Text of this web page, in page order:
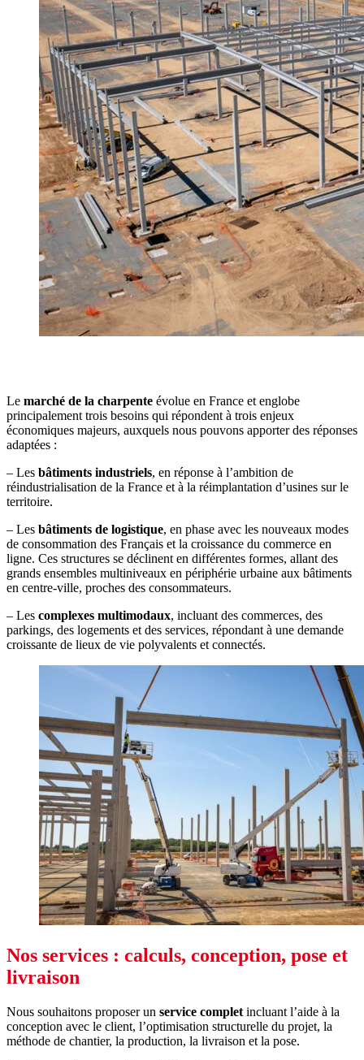
Le marché de la charpente évolue en France et englobe
principalement trois besoins qui répondent à trois enjeux
économiques majeurs, auxquels nous pouvons apporter des réponses
adaptées :
– Les bâtiments industriels, en réponse à l’ambition de
réindustrialisation de la France et à la réimplantation d’usines sur le
territoire.
– Les bâtiments de logistique, en phase avec les nouveaux modes
de consommation des Français et la croissance du commerce en
ligne. Ces structures se déclinent en différentes formes, allant des
grands ensembles multiniveaux en périphérie urbaine aux bâtiments
en centre-ville, proches des consommateurs.
– Les complexes multimodaux, incluant des commerces, des
parkings, des logements et des services, répondant à une demande
croissante de lieux de vie polyvalents et connectés.
Nos services : calculs, conception, pose et
livraison
Nous souhaitons proposer un service complet incluant l’aide à la
conception avec le client, l’optimisation structurelle du projet, la
méthode de chantier, la production, la livraison et la pose.